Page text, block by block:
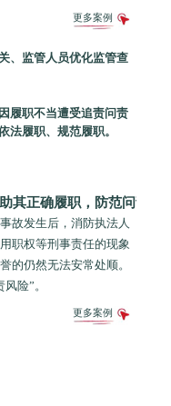
更多案例
、监管人员优化监管查
履职不当遭受追责问责
法履职、规范履职。
其正确履职，防范问责
故发生后，消防执法人
职权等刑事责任的现象
的仍然无法安常处顺。
险”。
更多案例